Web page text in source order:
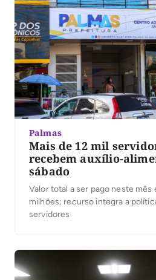
Palmas
Mais de 12 mil
recebem auxílio-
sábado
Valor total a ser pago neste mês
milhões; recurso integra a
servidores